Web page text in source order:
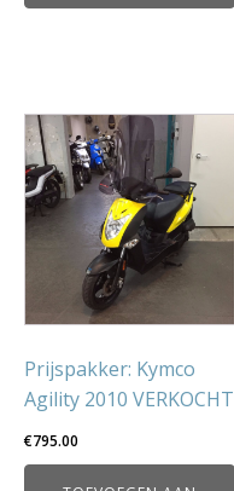
Prijspakker: Kymco
Agility 2010 VERKOCHT
€795.00